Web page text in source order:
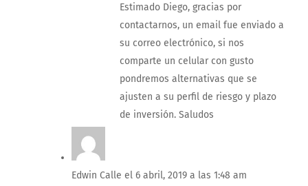
Estimado Diego, gracias por
contactarnos, un email fue enviado a
su correo electrónico, si nos
comparte un celular con gusto
pondremos alternativas que se
ajusten a su perfil de riesgo y plazo
de inversión. Saludos
Edwin Calle el 6 abril, 2019 a las 1:48 am